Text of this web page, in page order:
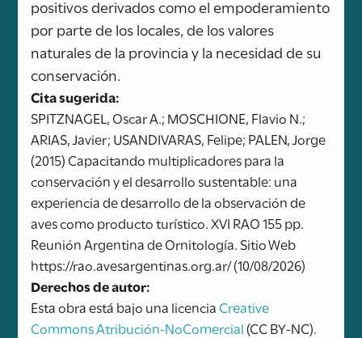
positivos derivados como el empoderamiento
por parte de los locales, de los valores
naturales de la provincia y la necesidad de su
conservación.
Cita sugerida:
SPITZNAGEL, Oscar A.; MOSCHIONE, Flavio N.;
ARIAS, Javier; USANDIVARAS, Felipe; PALEN, Jorge
(2015) Capacitando multiplicadores para la
conservación y el desarrollo sustentable: una
experiencia de desarrollo de la observación de
aves como producto turístico. XVI RAO 155 pp.
Reunión Argentina de Ornitología. Sitio Web
https://rao.avesargentinas.org.ar/ (10/08/2026)
Derechos de autor:
Esta obra está bajo una licencia Creative
Commons Atribución-NoComercial(CC BY-NC).